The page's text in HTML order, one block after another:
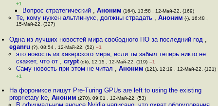
+1
Вопрос стратегический , Аноним (164), 13:58 , 12-Май-22, (169)
Те, кому нужен альтлинукс, должны страдать , Аноним (-), 16:48 ,
15-Май-22, (327)
Одна из лучших новостей мира свободного ПО за последний год ,
eganru (?), 08:54 , 12-Май-22, (52) –1
это новость из хакерского мира, если ты забыл теперь никто не
скажет, что от , crypt(ok), 12:15 , 12-Май-22, (119) –1
Саму новость при этом не читал , Аноним (121), 12:19 , 12-Май-22, (121)
+1
На форониксе пишут Pre-Turing GPUs are left to using the existing
proprietary ke,Аноним (270), 09:01 , 12-Май-22, (53)